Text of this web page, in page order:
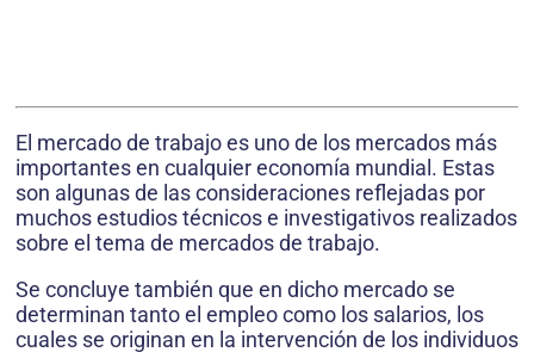
El mercado de trabajo es uno de los mercados más
importantes en cualquier economía mundial. Estas
son algunas de las consideraciones reflejadas por
muchos estudios técnicos e investigativos realizados
sobre el tema de mercados de trabajo.
Se concluye también que en dicho mercado se
determinan tanto el empleo como los salarios, los
cuales se originan en la intervención de los individuos